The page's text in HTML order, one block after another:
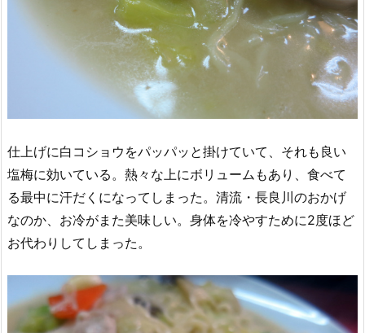
仕上げに白コショウをパッパッと掛けていて、それも良い
塩梅に効いている。熱々な上にボリュームもあり、食べて
る最中に汗だくになってしまった。清流・長良川のおかげ
なのか、お冷がまた美味しい。身体を冷やすために2度ほど
お代わりしてしまった。